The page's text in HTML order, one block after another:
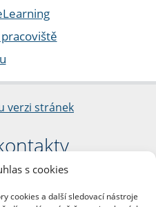
s cookies
cookies a další sledovací nástroje
verzi stránek
fakulta
1/2